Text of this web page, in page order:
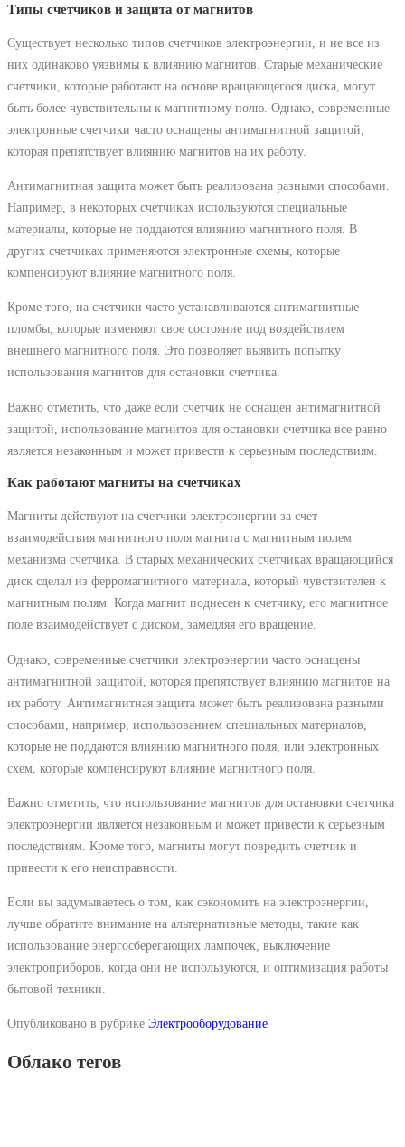
Типы счетчиков и защита от магнитов
Существует несколько типов счетчиков электроэнергии, и не все из
них одинаково уязвимы к влиянию магнитов. Старые механические
счетчики, которые работают на основе вращающегося диска, могут
быть более чувствительны к магнитному полю. Однако, современные
электронные счетчики часто оснащены антимагнитной защитой,
которая препятствует влиянию магнитов на их работу.
Антимагнитная защита может быть реализована разными способами.
Например, в некоторых счетчиках используются специальные
материалы, которые не поддаются влиянию магнитного поля. В
других счетчиках применяются электронные схемы, которые
компенсируют влияние магнитного поля.
Кроме того, на счетчики часто устанавливаются антимагнитные
пломбы, которые изменяют свое состояние под воздействием
внешнего магнитного поля. Это позволяет выявить попытку
использования магнитов для остановки счетчика.
Важно отметить, что даже если счетчик не оснащен антимагнитной
защитой, использование магнитов для остановки счетчика все равно
является незаконным и может привести к серьезным последствиям.
Как работают магниты на счетчиках
Магниты действуют на счетчики электроэнергии за счет
взаимодействия магнитного поля магнита с магнитным полем
механизма счетчика. В старых механических счетчиках вращающийся
диск сделал из ферромагнитного материала, который чувствителен к
магнитным полям. Когда магнит поднесен к счетчику, его магнитное
поле взаимодействует с диском, замедляя его вращение.
Однако, современные счетчики электроэнергии часто оснащены
антимагнитной защитой, которая препятствует влиянию магнитов на
их работу. Антимагнитная защита может быть реализована разными
способами, например, использованием специальных материалов,
которые не поддаются влиянию магнитного поля, или электронных
схем, которые компенсируют влияние магнитного поля.
Важно отметить, что использование магнитов для остановки счетчика
электроэнергии является незаконным и может привести к серьезным
последствиям. Кроме того, магниты могут повредить счетчик и
привести к его неисправности.
Если вы задумываетесь о том, как сэкономить на электроэнергии,
лучше обратите внимание на альтернативные методы, такие как
использование энергосберегающих лампочек, выключение
электроприборов, когда они не используются, и оптимизация работы
бытовой техники.
Опубликовано в рубрике Электрооборудование
Облако тегов